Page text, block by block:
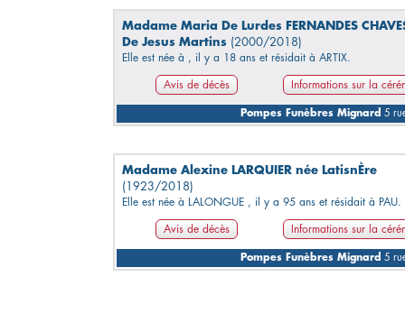
Madame Maria De Lurdes FERNANDES
De Jesus Martins (2000/2018)
Elle est née à , il y a 18 ans et résidait à ARTIX.
Avis de décès Informations sur la
Pompes Funèbres Mignard 5
Madame Alexine LARQUIER née LatisnÈre
(1923/2018)
Elle est née à LALONGUE , il y a 95 ans et résidait à PAU.
Avis de décès Informations sur la
Pompes Funèbres Mignard 5